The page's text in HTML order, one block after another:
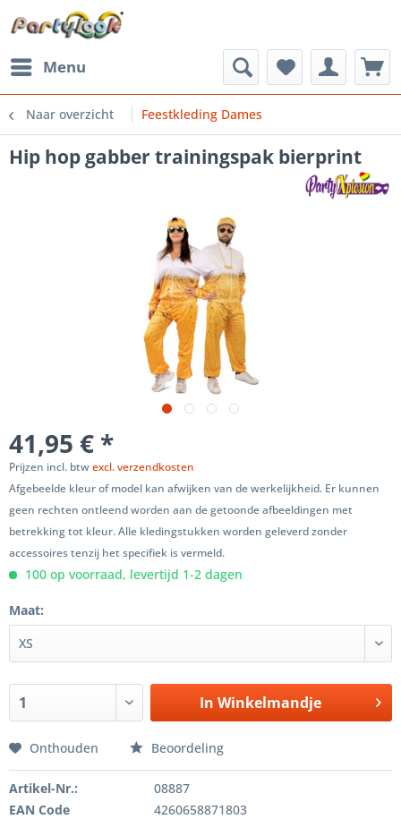
Menu
Naar overzicht Feestkleding Dames
Hip hop gabber trainingspak bierprint
41,95 € *
Prijzen incl. btwexcl. verzendkosten
Afgebeelde kleur of model kan afwijken van de werkelijkheid. Er kunnen
geen rechten ontleend worden aan de getoonde afbeeldingen met
betrekking tot kleur. Alle kledingstukken worden geleverd zonder
accessoires tenzij het specifiek is vermeld.
100 op voorraad, levertijd 1-2 dagen
Maat:
In Winkelmandje
Onthouden Beoordeling
Artikel-Nr.:
08887
EAN Code
4260658871803